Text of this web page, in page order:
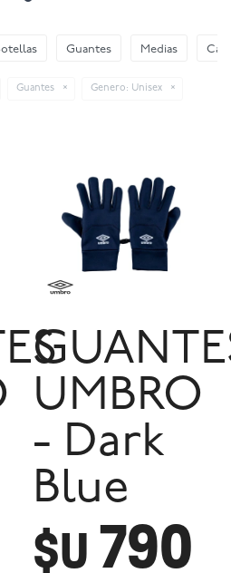
Guantes Medias
Guantes Genero: Unisex
UMBRO
- Dark
Blue
$U790